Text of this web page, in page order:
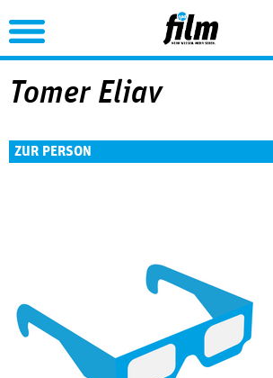
Jump to Navigation
Tomer Eliav
ZUR PERSON